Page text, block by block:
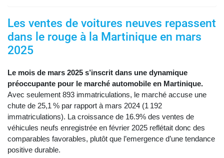
Les ventes de voitures neuves repassent
dans le rouge à la Martinique en mars
2025
Le mois de mars 2025 s’inscrit dans une dynamique
préoccupante pour le marché automobile en Martinique.
Avec seulement 893 immatriculations, le marché accuse une
chute de 25,1 % par rapport à mars 2024 (1 192
immatriculations). La croissance de 16.9% des ventes de
véhicules neufs enregistrée en février 2025 reflétait donc des
comparables favorables, plutôt que l’emergence d’une tendance
positive durable.